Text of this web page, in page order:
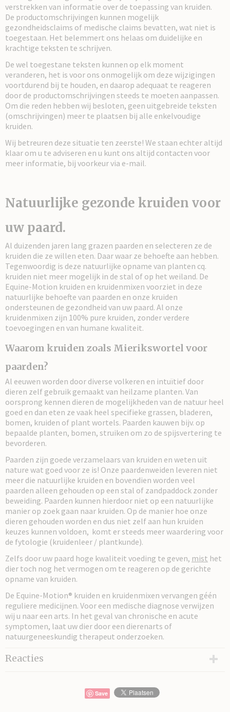
verstrekken van informatie over de toepassing van kruiden.
De productomschrijvingen kunnen mogelijk
gezondheidsclaims of medische claims bevatten, wat niet is
toegestaan. Het belemmert ons helaas om duidelijke en
krachtige teksten te schrijven.
De wel toegestane teksten kunnen op elk moment
veranderen, het is voor ons onmogelijk om deze wijzigingen
voortdurend bij te houden, en daarop adequaat te reageren
door de productomschrijvingen steeds te moeten aanpassen.
Om die reden hebben wij besloten, geen uitgebreide teksten
(omschrijvingen) meer te plaatsen bij alle enkelvoudige
kruiden.
Wij betreuren deze situatie ten zeerste! We staan echter altijd
klaar om u te adviseren en u kunt ons altijd contacten voor
meer informatie, bij voorkeur via e-mail.
Natuurlijke gezonde kruiden voor
uw paard.
Al duizenden jaren lang grazen paarden en selecteren ze de
kruiden die ze willen eten. Daar waar ze behoefte aan hebben.
Tegenwoordig is deze natuurlijke opname van planten cq.
kruiden niet meer mogelijk in de stal of op het weiland. De
Equine-Motion kruiden en kruidenmixen voorziet in deze
natuurlijke behoefte van paarden en onze kruiden
ondersteunen de gezondheid van uw paard. Al onze
kruidenmixen zijn 100% pure kruiden, zonder verdere
toevoegingen en van humane kwaliteit.
Waarom kruiden zoals Mierikswortel voor
paarden?
Al eeuwen worden door diverse volkeren en intuïtief door
dieren zelf gebruik gemaakt van heilzame planten. Van
oorsprong kennen dieren de mogelijkheden van de natuur heel
goed en dan eten ze vaak heel specifieke grassen, bladeren,
bomen, kruiden of plant wortels. Paarden kauwen bijv. op
bepaalde planten, bomen, struiken om zo de spijsvertering te
bevorderen.
Paarden zijn goede verzamelaars van kruiden en weten uit
nature wat goed voor ze is! Onze paardenweiden leveren niet
meer die natuurlijke kruiden en bovendien worden veel
paarden alleen gehouden op een stal of zandpaddock zonder
beweiding. Paarden kunnen hierdoor niet op een natuurlijke
manier op zoek gaan naar kruiden. Op de manier hoe onze
dieren gehouden worden en dus niet zelf aan hun kruiden
keuzes kunnen voldoen, komt er steeds meer waardering voor
de fytologie (kruidenleer / plantkunde).
Zelfs door uw paard hoge kwaliteit voeding te geven, mist het
dier toch nog het vermogen om te reageren op de gerichte
opname van kruiden.
De Equine-Motion® kruiden en kruidenmixen vervangen géén
reguliere medicijnen. Voor een medische diagnose verwijzen
wij u naar een arts. In het geval van chronische en acute
symptomen, laat uw dier door een dierenarts of
natuurgeneeskundig therapeut onderzoeken.
Reacties
Save